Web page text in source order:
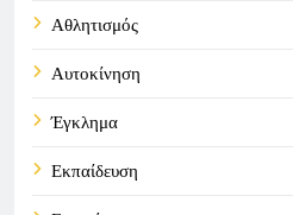
Αθλητισμός
Αυτοκίνηση
Έγκλημα
Εκπαίδευση